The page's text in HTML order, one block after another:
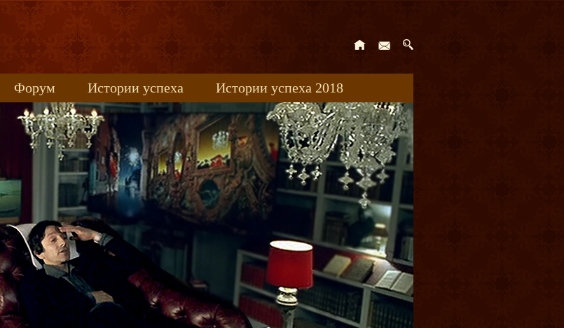
Форум Истории успеха
Истории успеха 2018
Книжные новинки
uspeh_2017